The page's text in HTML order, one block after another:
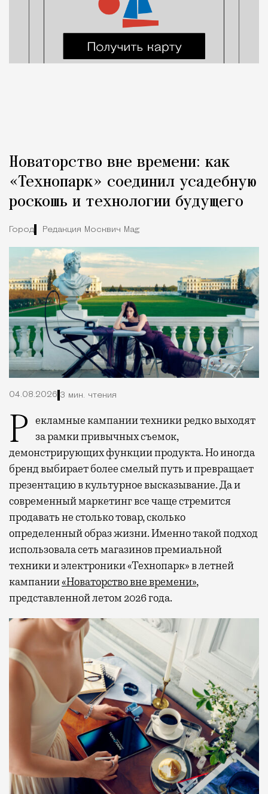
Новаторство вне времени: как
«Технопарк» соединил усадебную
роскошь и технологии будущего
Город Редакция Москвич Mag
04.08.2026 3 мин. чтения
Рекламные кампании техники редко выходят
за рамки привычных съемок,
демонстрирующих функции продукта. Но иногда
бренд выбирает более смелый путь и превращает
презентацию в культурное высказывание. Да и
современный маркетинг все чаще стремится
продавать не столько товар, сколько
определенный образ жизни. Именно такой подход
использовала сеть магазинов премиальной
техники и электроники «Технопарк» в летней
кампании«Новаторство вне времени»,
представленной летом 2026 года.